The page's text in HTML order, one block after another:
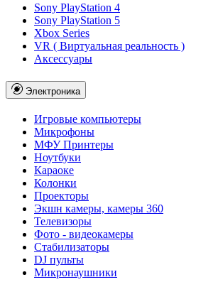
Sony PlayStation 4
Sony PlayStation 5
Xbox Series
VR ( Виртуальная реальность )
Аксессуары
Электроника
Игровые компьютеры
Микрофоны
МФУ Принтеры
Ноутбуки
Караоке
Колонки
Проекторы
Экшн камеры, камеры 360
Телевизоры
Фото - видеокамеры
Стабилизаторы
DJ пульты
Микронаушники